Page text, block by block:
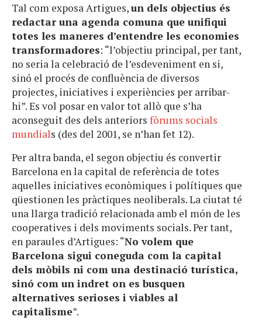
Tal com exposa Artigues,un dels objectius és
redactar una agenda comuna que unifiqui
totes les maneres d’entendre les economies
transformadores: “l’objectiu principal, per tant,
no seria la celebració de l’esdeveniment en si,
sinó el procés de confluència de diversos
projectes, iniciatives i experiències per arribar-
hi”. Es vol posar en valor tot allò que s’ha
aconseguit des dels anteriors fòrums socials
mundials (des del 2001, se n’han fet 12).
Per altra banda, el segon objectiu és convertir
Barcelona en la capital de referència de totes
aquelles iniciatives econòmiques i polítiques que
qüestionen les pràctiques neoliberals. La ciutat té
una llarga tradició relacionada amb el món de les
cooperatives i dels moviments socials. Per tant,
en paraules d’Artigues: “No volem que
Barcelona sigui coneguda com la capital
dels mòbils ni com una destinació turística,
sinó com un indret on es busquen
alternatives serioses i viables al
capitalisme”.